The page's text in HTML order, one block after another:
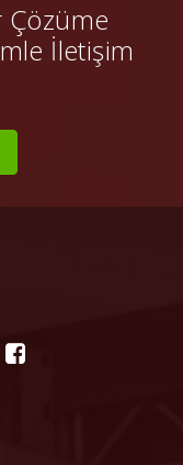
Çözüme
İletişim